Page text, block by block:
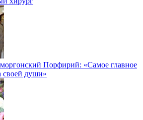
Порфирий: «Самое главное
своей души»